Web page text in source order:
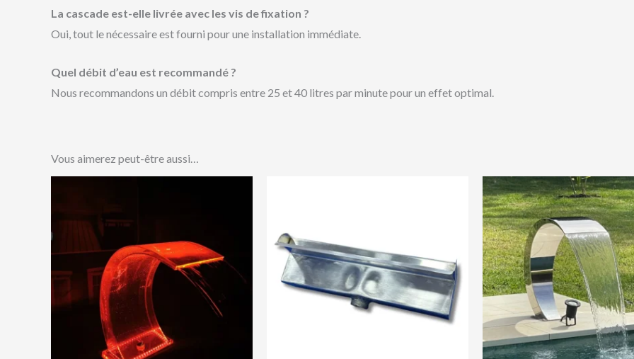
La cascade est-elle livrée avec les vis de fixation ?
Oui, tout le nécessaire est fourni pour une installation immédiate.
Quel débit d’eau est recommandé ?
Nous recommandons un débit compris entre 25 et 40 litres par minute pour un effet optimal.
Vous aimerez peut-être aussi…